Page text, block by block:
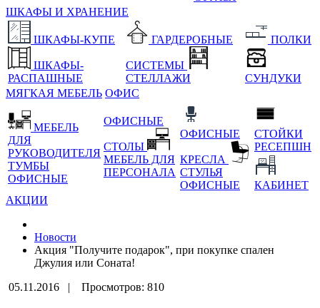
ШКАФЫ И ХРАНЕНИЕ
ШКАФЫ-КУПЕ
ШКАФЫ-
РАСПАШНЫЕ
ГАРДЕРОБНЫЕ
СИСТЕМЫ
СТЕЛЛАЖИ
ПОЛКИ
СУНДУКИ
МЯГКАЯ МЕБЕЛЬ ОФИС
МЕБЕЛЬ
ДЛЯ
РУКОВОДИТЕЛЯ
ТУМБЫ
ОФИСНЫЕ
ОФИСНЫЕ
СТОЛЫ
МЕБЕЛЬ ДЛЯ
ПЕРСОНАЛА
ОФИСНЫЕ
КРЕСЛА
СТУЛЬЯ
ОФИСНЫЕ
СТОЙКИ
РЕСЕПШН
КАБИНЕТ
АКЦИИ
Новости
Акция "Получите подарок", при покупке спален
Джулия или Соната!
05.11.2016 |
Просмотров: 810